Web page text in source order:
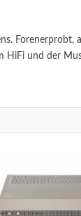
Forenerprobt,
HiFi und der